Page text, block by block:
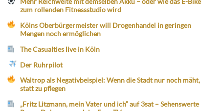
zum rollenden Fitnessstudio wird
Kölns Oberbürgermeister will Drogenhandel in geringen
Mengen noch ermöglichen
The Casualties live in Köln
Der Ruhrpilot
Waltrop als Negativbeispiel: Wenn die Stadt nur noch mäht,
statt zu pflegen
„Fritz Litzmann, mein Vater und ich“ auf 3sat – Sehenswerte